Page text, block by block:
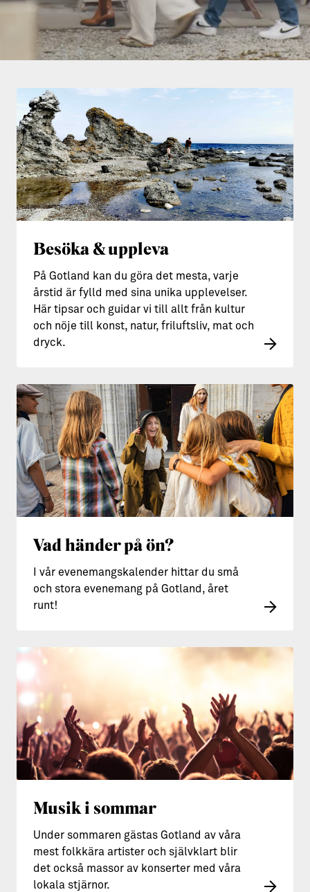
Aktiviteter
Sustainable Plejs
Hansestaden världsarv
Gotlands kulturarv
Almedalsveckan
Medeltidsveckan
Visby Centrum
→ Gutamål och gotländska
Allt om bostad
→ Köpa bostad
→ Bygga hus
Allt om livet på Ön
→ Fritidsliv
→ Föreningsliv
→ Idrottsliv
→ Tonårsliv
Barn & Familj
Besöka & uppleva
På Gotland kan du göra det mesta, varje
årstid är fylld med sina unika upplevelser.
Här tipsar och guidar vi till allt från kultur
och nöje till konst, natur, friluftsliv, mat och
dryck.
Vad händer på ön?
I vår evenemangskalender hittar du små
och stora evenemang på Gotland, året
runt!
Musik i sommar
Under sommaren gästas Gotland av våra
mest folkkära artister och självklart blir
det också massor av konserter med våra
lokala stjärnor.